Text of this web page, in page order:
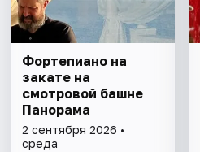
Фортепиано на
закате на
смотровой башне
Панорама
2 сентября 2026 •
среда